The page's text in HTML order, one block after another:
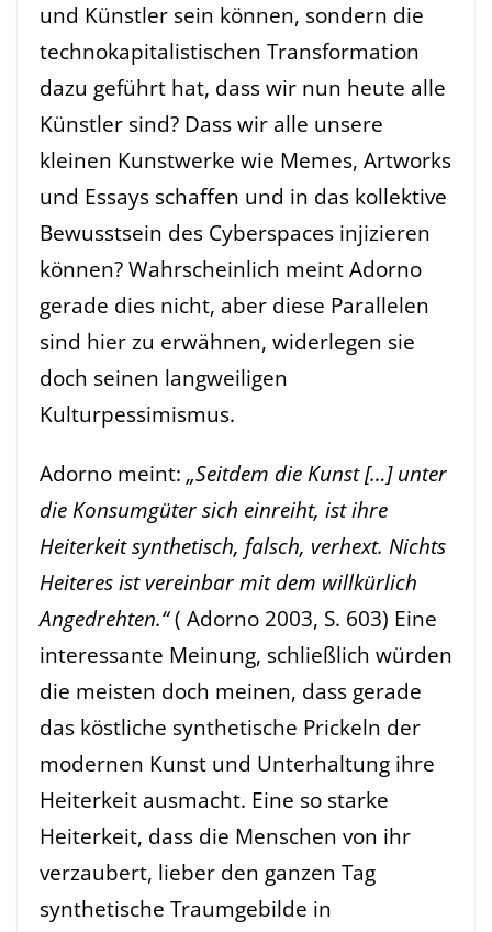
und Künstler sein können, sondern die
technokapitalistischen Transformation
dazu geführt hat, dass wir nun heute alle
Künstler sind? Dass wir alle unsere
kleinen Kunstwerke wie Memes, Artworks
und Essays schaffen und in das kollektive
Bewusstsein des Cyberspaces injizieren
können? Wahrscheinlich meint Adorno
gerade dies nicht, aber diese Parallelen
sind hier zu erwähnen, widerlegen sie
doch seinen langweiligen
Kulturpessimismus.
Adorno meint: „Seitdem die Kunst […] unter
die Konsumgüter sich einreiht, ist ihre
Heiterkeit synthetisch, falsch, verhext. Nichts
Heiteres ist vereinbar mit dem willkürlich
Angedrehten.“( Adorno 2003, S. 603) Eine
interessante Meinung, schließlich würden
die meisten doch meinen, dass gerade
das köstliche synthetische Prickeln der
modernen Kunst und Unterhaltung ihre
Heiterkeit ausmacht. Eine so starke
Heiterkeit, dass die Menschen von ihr
verzaubert, lieber den ganzen Tag
synthetische Traumgebilde in